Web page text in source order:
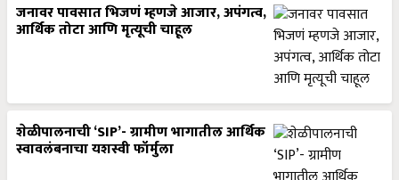
जनावर पावसात भिजणं म्हणजे आजार, अपंगत्व,
आर्थिक तोटा आणि मृत्यूची चाहूल
शेळीपालनाची ‘SIP’- ग्रामीण भागातील आर्थिक
स्वावलंबनाचा यशस्वी फॉर्मुला